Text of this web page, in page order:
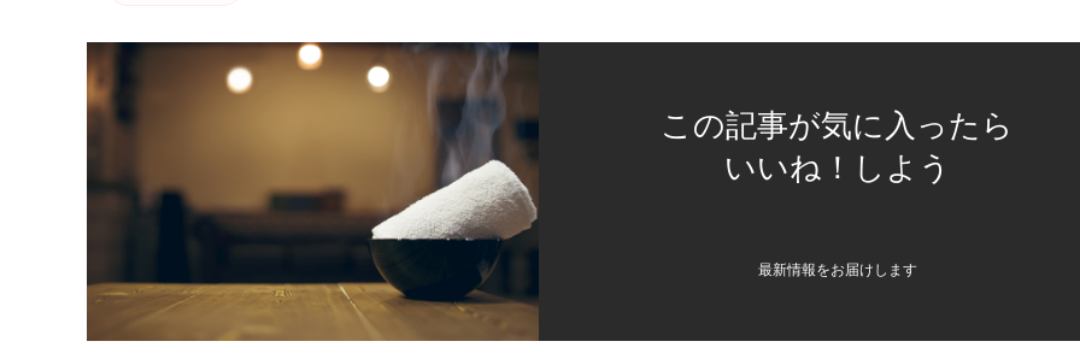
この記事が気に入ったら
いいね！しよう
最新情報をお届けします